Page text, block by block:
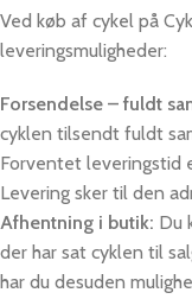
Ved køb af cykel på
leveringsmuligheder:
Forsendelse – fuldt
cyklen tilsendt fuldt
Forventet leveringstid
Levering sker til den
Afhentning i butik: Du
der har sat cyklen til
har du desuden